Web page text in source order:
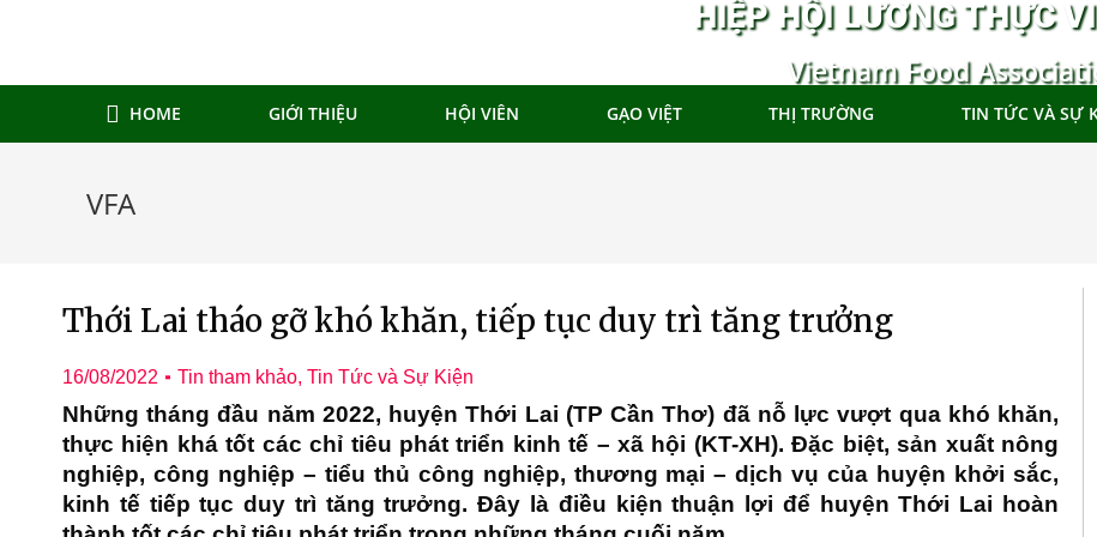
HIỆP HỘI LƯƠNG THỰC
Vietnam Food
HOME GIỚI THIỆU HỘI VIÊN GẠO VIỆT THỊ TRƯỜNG TIN TỨC VÀ SỰ
VFA
Thới Lai tháo gỡ khó khăn, tiếp tục duy trì tăng trưởng
16/08/2022 Tin tham khảo, Tin Tức và Sự Kiện
Những tháng đầu năm 2022, huyện Thới Lai (TP Cần Thơ) đã nỗ lực vượt qua khó khăn,
thực hiện khá tốt các chỉ tiêu phát triển kinh tế – xã hội (KT-XH). Ðặc biệt, sản xuất nông
nghiệp, công nghiệp – tiểu thủ công nghiệp, thương mại – dịch vụ của huyện khởi sắc,
kinh tế tiếp tục duy trì tăng trưởng. Ðây là điều kiện thuận lợi để huyện Thới Lai hoàn